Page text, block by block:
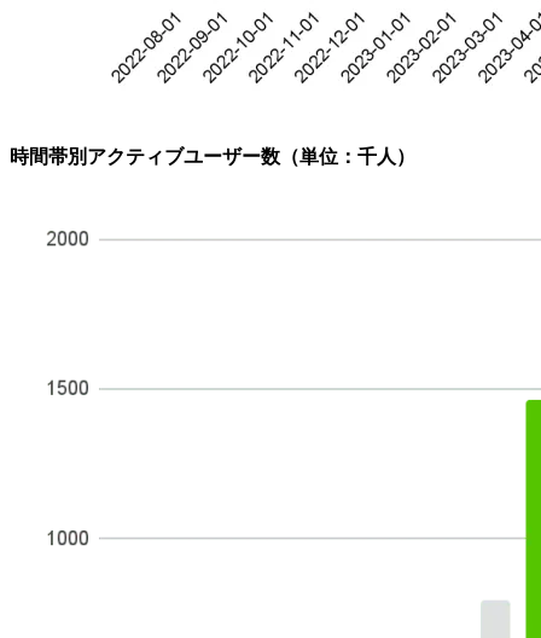
時間帯別アクティブユーザー数（単位：千人）